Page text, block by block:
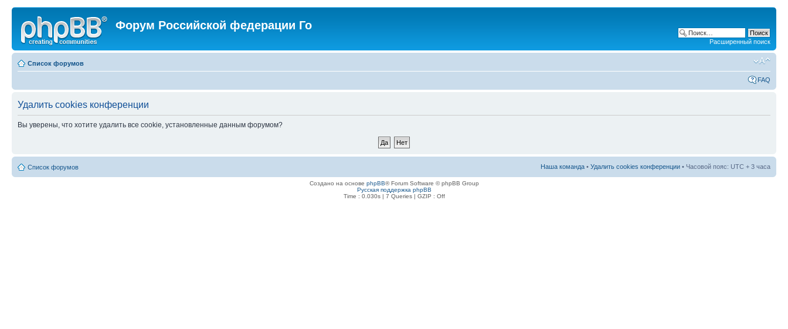
Форум Российской федерации Го
Расширенный поиск
Список форумов
FAQ
Удалить cookies конференции
Вы уверены, что хотите удалить все cookie, установленные данным форумом?
Список форумов Наша команда • Удалить cookies конференции • Часовой пояс: UTC + 3 часа
Создано на основе phpBB® Forum Software © phpBB Group
Русская поддержка phpBB
Time : 0.030s | 7 Queries | GZIP : Off